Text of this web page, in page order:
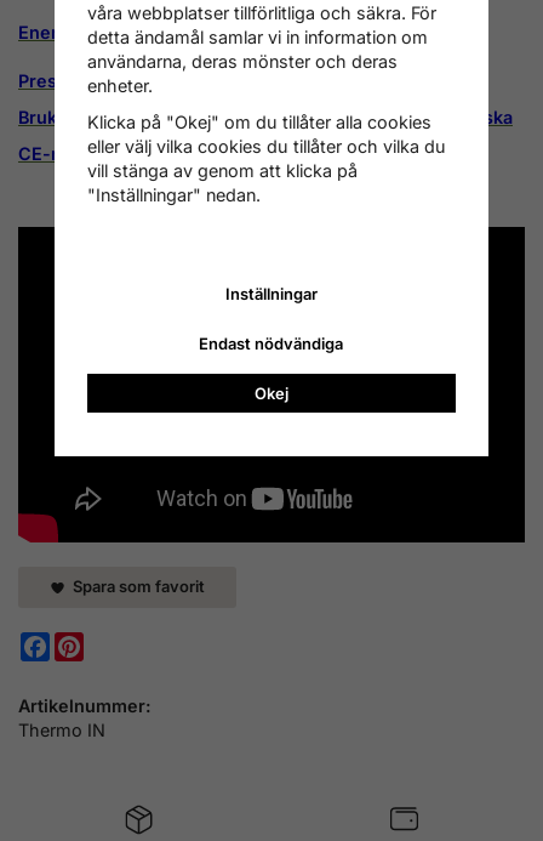
Spara som favorit
Facebook
Artikelnummer:
Thermo IN
Energimärkning
Prestandadeklaration vattenmantlad kamin Thermo IN
Bruksanvisning vattenmantlad kamin Thermo IN-engelska
CE-märkning vattenmantlad kamin Thermo IN
våra webbplatser tillförlitliga och säkra. För
detta ändamål samlar vi in information om
användarna, deras mönster och deras
enheter.
Klicka på "Okej" om du tillåter alla cookies
eller välj vilka cookies du tillåter och vilka du
vill stänga av genom att klicka på
"Inställningar" nedan.
Inställningar
Endast nödvändiga
Okej